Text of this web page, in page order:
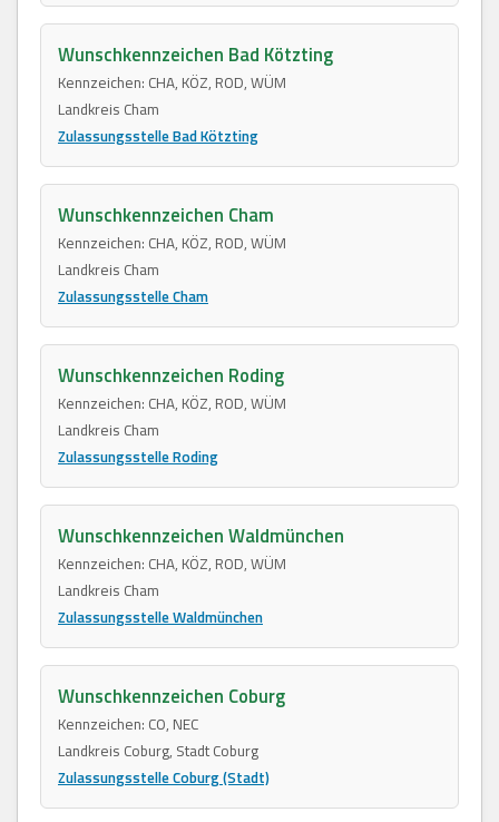
Wunschkennzeichen Bad Kötzting
Kennzeichen: CHA, KÖZ, ROD, WÜM
Landkreis Cham
Zulassungsstelle Bad Kötzting
Wunschkennzeichen Cham
Kennzeichen: CHA, KÖZ, ROD, WÜM
Landkreis Cham
Zulassungsstelle Cham
Wunschkennzeichen Roding
Kennzeichen: CHA, KÖZ, ROD, WÜM
Landkreis Cham
Zulassungsstelle Roding
Wunschkennzeichen Waldmünchen
Kennzeichen: CHA, KÖZ, ROD, WÜM
Landkreis Cham
Zulassungsstelle Waldmünchen
Wunschkennzeichen Coburg
Kennzeichen: CO, NEC
Landkreis Coburg, Stadt Coburg
Zulassungsstelle Coburg (Stadt)